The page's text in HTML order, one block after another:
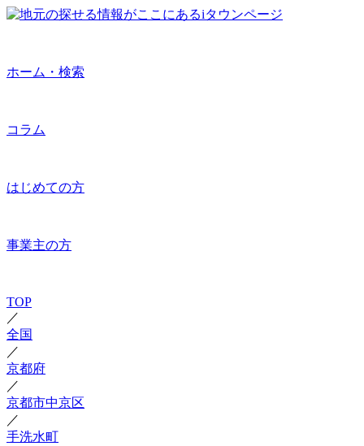
ホーム・検索
コラム
はじめての方
事業主の方
TOP
／
全国
／
京都府
／
京都市中京区
／
手洗水町